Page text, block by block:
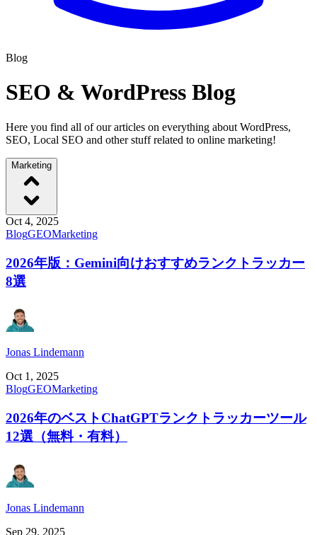
Blog
SEO & WordPress Blog
Here you find all of our articles on everything about WordPress,
SEO, Local SEO and other stuff related to online marketing!
Marketing
Oct 4, 2025
BlogGEOMarketing
2026年版：Gemini向けおすすめランクトラッカー
8選
Jonas Lindemann
Oct 1, 2025
BlogGEOMarketing
2026年のベストChatGPTランクトラッカーツール
12選（無料・有料）
Jonas Lindemann
Sep 29, 2025